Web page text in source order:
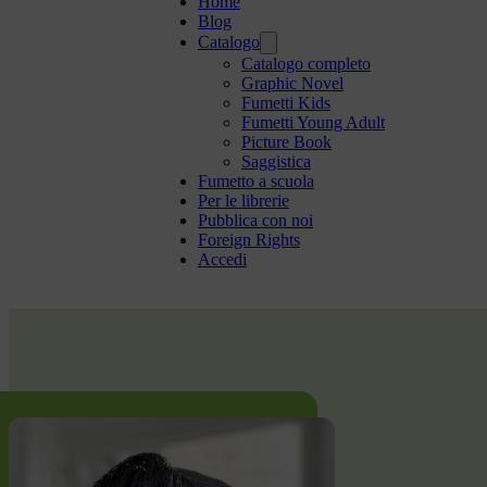
Blog
Catalogo
Catalogo completo
Graphic Novel
Fumetti Kids
Fumetti Young Adult
Picture Book
Saggistica
Fumetto a scuola
Per le librerie
Pubblica con noi
Foreign Rights
Accedi